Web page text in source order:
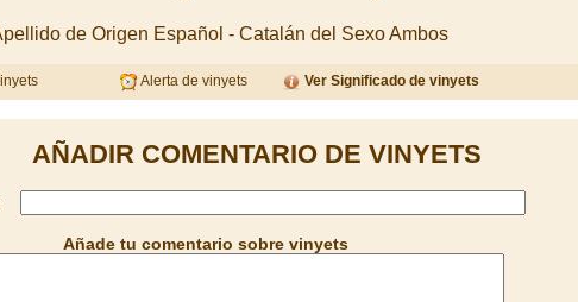
de Origen Español - Catalán del Sexo Ambos
Alerta de vinyets Ver Significado de vinyets
AÑADIR COMENTARIO DE VINYETS
Añade tu comentario sobre vinyets